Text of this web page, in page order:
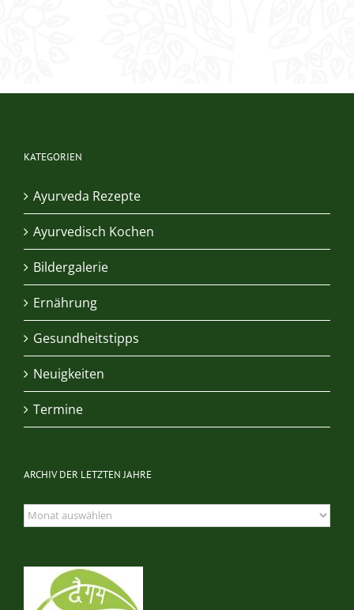
KATEGORIEN
Ayurveda Rezepte
Ayurvedisch Kochen
Bildergalerie
Ernährung
Gesundheitstipps
Neuigkeiten
Termine
ARCHIV DER LETZTEN JAHRE
Archiv
der
Jahre